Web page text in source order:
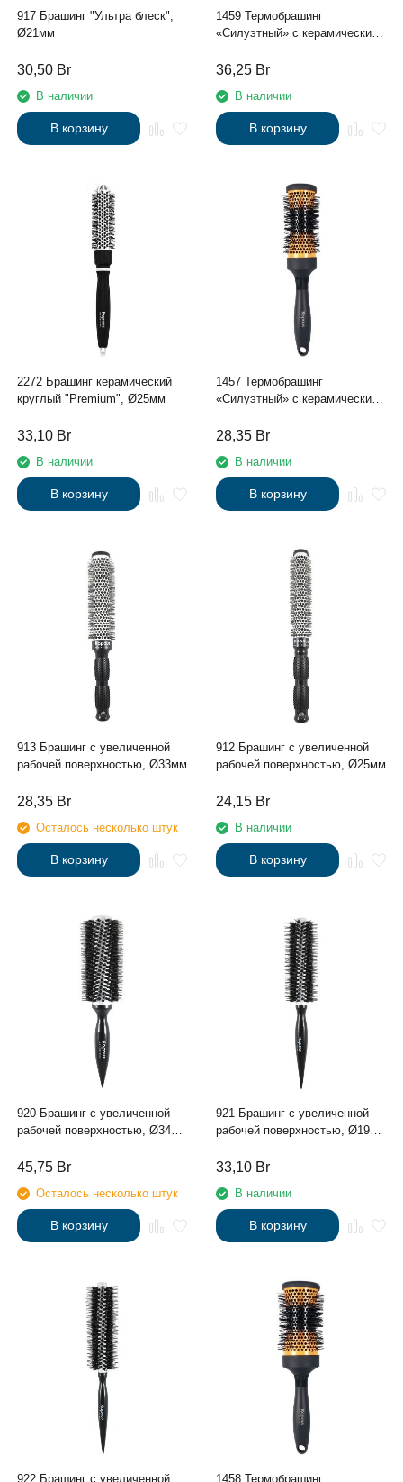
917 Брашинг "Ультра блеск",
Ø21мм
30,50 Br
В наличии
В корзину
1459 Термобрашинг
«Силуэтный» с керамическим
36,25 Br
В наличии
В корзину
2272 Брашинг керамический
круглый "Premium", Ø25мм
33,10 Br
В наличии
В корзину
1457 Термобрашинг
«Силуэтный» с керамическим
28,35 Br
В наличии
В корзину
913 Брашинг с увеличенной
рабочей поверхностью, Ø33мм
28,35 Br
Осталось несколько штук
В корзину
912 Брашинг с увеличенной
рабочей поверхностью, Ø25мм
24,15 Br
В наличии
В корзину
920 Брашинг с увеличенной
рабочей поверхностью, Ø34мм
45,75 Br
Осталось несколько штук
В корзину
921 Брашинг с увеличенной
рабочей поверхностью, Ø19мм
33,10 Br
В наличии
В корзину
922 Брашинг с увеличенной 1458 Термобрашинг